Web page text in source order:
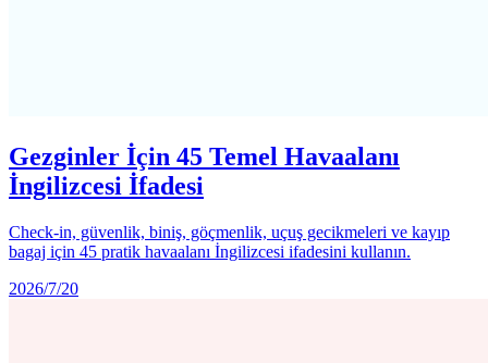
Gezginler İçin 45 Temel Havaalanı
İngilizcesi İfadesi
Check-in, güvenlik, biniş, göçmenlik, uçuş gecikmeleri ve kayıp
bagaj için 45 pratik havaalanı İngilizcesi ifadesini kullanın.
2026/7/20